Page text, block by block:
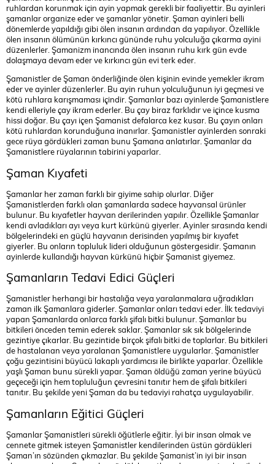
ruhlardan korunmak için ayin yapmak gerekli bir faaliyettir. Bu ayinleri
şamanlar organize eder ve şamanlar yönetir. Şaman ayinleri belli
dönemlerde yapıldığı gibi ölen insanın ardından da yapılıyor. Özellikle
ölen insanın ölümünün kırkıncı gününde ruhu yolculuğa çıkarma ayini
düzenlerler. Şamanizm inancında ölen insanın ruhu kırk gün evde
dolaşmaya devam eder ve kırkıncı gün evi terk eder.
Şamanistler de Şaman önderliğinde ölen kişinin evinde yemekler ikram
eder ve ayinler düzenlerler. Bu ayin ruhun yolculuğunun iyi geçmesi ve
kötü ruhlara karışmaması içindir. Şamanlar bazı ayinlerde Şamanistlere
kendi elleriyle çay ikram ederler. Bu çay biraz farklıdır ve içince kusma
hissi doğar. Bu çayı içen Şamanist defalarca kez kusar. Bu çayın onları
kötü ruhlardan korunduğuna inanırlar. Şamanistler ayinlerden sonraki
gece rüya gördükleri zaman bunu Şamana anlatırlar. Şamanlar da
Şamanistlere rüyalarının tabirini yaparlar.
Şaman Kıyafeti
Şamanlar her zaman farklı bir giyime sahip olurlar. Diğer
Şamanistlerden farklı olan şamanlarda sadece hayvansal ürünler
bulunur. Bu kıyafetler hayvan derilerinden yapılır. Özellikle Şamanlar
kendi avladıkları ayı veya kurt kürkünü giyerler. Ayinler sırasında kendi
bölgelerindeki en güçlü hayvanın derisinden yapılmış bir kıyafet
giyerler. Bu onların topluluk lideri olduğunun göstergesidir. Şamanın
ayinlerde kullandığı hayvan kürkünü hiçbir Şamanist giyemez.
Şamanların Tedavi Edici Güçleri
Şamanistler herhangi bir hastalığa veya yaralanmalara uğradıkları
zaman ilk Şamanlara giderler. Şamanlar onları tedavi eder. İlk tedaviyi
yapan Şamanlarda onlarca farklı şifalı bitki bulunur. Şamanlar bu
bitkileri önceden temin ederek saklar. Şamanlar sık sık bölgelerinde
gezintiye çıkarlar. Bu gezintide birçok şifalı bitki de toplarlar. Bu bitkileri
de hastalanan veya yaralanan Şamanistlere uygularlar. Şamanistler
çoğu gezintisini büyücü lakaplı yardımcısı ile birlikte yaparlar. Özellikle
yaşlı Şaman bunu sürekli yapar. Şaman öldüğü zaman yerine büyücü
geçeceği için hem topluluğun çevresini tanıtır hem de şifalı bitkileri
tanıtır. Bu şekilde yeni Şaman da bu tedaviyi rahatça uygulayabilir.
Şamanların Eğitici Güçleri
Şamanlar Şamanistleri sürekli öğütlerle eğitir. İyi bir insan olmak ve
cennete gitmek isteyen Şamanistler kendilerinden üstün gördükleri
Şaman’ın sözünden çıkmazlar. Bu şekilde Şamanist’in iyi bir insan